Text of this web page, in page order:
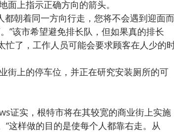
上指示正确方向的箭头。
都朝着同一方向行走，您将不会遇到迎面而
”该市希望避免排长队，但如果真的排长
忙了，工作人员可能会要求顾客在人少的
街上的停车位，并正在研究安装厕所的可
证实，根特市将在其较宽的商业街上实施
这样做的目的是使每个人都靠右走。从